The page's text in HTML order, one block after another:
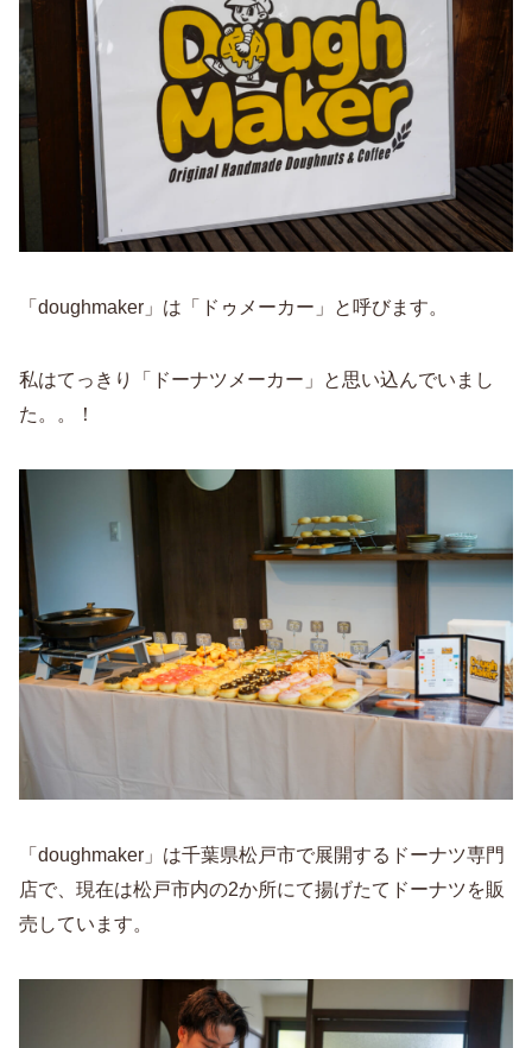
「doughmaker」は「ドゥメーカー」と呼びます。
私はてっきり「ドーナツメーカー」と思い込んでいまし
た。。！
「doughmaker」は千葉県松戸市で展開するドーナツ専門
店で、現在は松戸市内の2か所にて揚げたてドーナツを販
売しています。